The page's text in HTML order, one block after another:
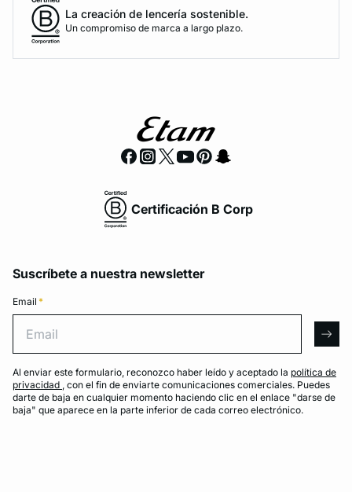
La creación de lencería sostenible.
Un compromiso de marca a largo plazo.
Certificación B Corp
Suscríbete a nuestra newsletter
Email *
Al enviar este formulario, reconozco haber leído y aceptado la política de
privacidad , con el fin de enviarte comunicaciones comerciales. Puedes
darte de baja en cualquier momento haciendo clic en el enlace "darse de
baja" que aparece en la parte inferior de cada correo electrónico.